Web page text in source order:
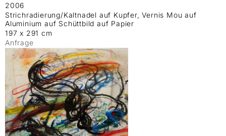
2006
Strichradierung/Kaltnadel auf Kupfer, Vernis Mou auf
Aluminium auf Schüttbild auf Papier
197 x 291 cm
Anfrage